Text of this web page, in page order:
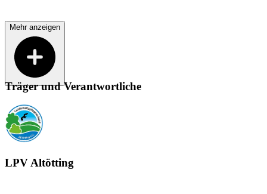
Mehr anzeigen
Träger und Verantwortliche
LPV Altötting